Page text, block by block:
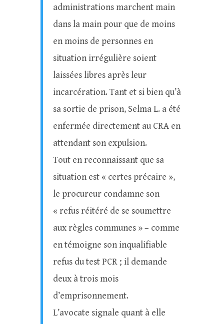
administrations marchent main
dans la main pour que de moins
en moins de personnes en
situation irrégulière soient
laissées libres après leur
incarcération. Tant et si bien qu’à
sa sortie de prison, Selma L. a été
enfermée directement au CRA en
attendant son expulsion.
Tout en reconnaissant que sa
situation est « certes précaire »,
le procureur condamne son
« refus réitéré de se soumettre
aux règles communes » – comme
en témoigne son inqualifiable
refus du test PCR ; il demande
deux à trois mois
d’emprisonnement.
L’avocate signale quant à elle